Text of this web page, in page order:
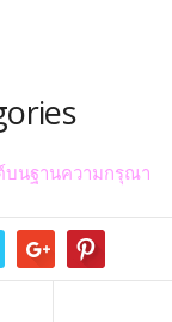
บนฐานความกรุณา